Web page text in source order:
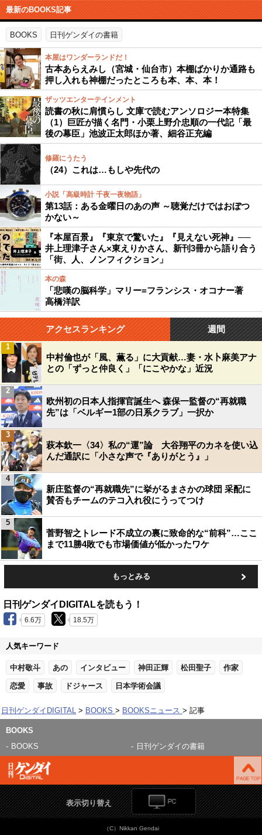
最新のBOOKS記事
BOOKS 日刊ゲンダイの書籍
本屋はワンダーランドだ！
古本あらえみし（宮城・仙台市）本棚ばかりか通路も
押し入れも神棚だったところも本、本、本！
ザッツエンターテインメント
読書の秋に肩慣らし 文庫で読むアンソロジー本特集
（1）巨匠が描く名門・小栗上野介忠順の一代記「最
後の幕臣」池波正太郎ほか著、細谷正充編
修羅にうたう
（24）これは…もしや先代の
小説「高級時計 千夜一夜物語」
第13話：ある金曜日のあの声 ～聴覚だけではおぼつ
かない～
『本屋百景』『東京で驚いた』『見えない死神』──
井上理津子さん×東えりかさん、新刊3冊から語り合う
「街、人、ノンフィクション」
本の森
「悲嘆の脳科学」マリー=フランシス・オコナー著
高橋洋訳
アクセスランキング 週間
中村倫也が「風、薫る」に大貢献…妻・水卜麻美アナ
との「ずっと仲良く」「にこやかな」近況
1
欧州初の日本人指揮官誕生へ 森保一監督の“再就職
先”は「ベルギー1部の日系クラブ」一択か
2
萩本欽一〈34〉私の“運”論 大谷翔平のカネを使い込
んだ通訳に「小さな声で『ありがとう』」
3
新庄監督の“再就職先”に挙がるまさかの球団 采配に
賛否もチームのテコ入れ役にうってつけ
4
菅野智之トレード不成立の裏に致命的な“前科”…ここ
まで11勝4敗でも市場価値が低かったワケ
5
もっとみる
日刊ゲンダイDIGITALを読もう！
6.6万 18.5万
人気キーワード
中村敬斗 あの インタビュー 神田正輝 松田聖子 作家
恋愛 事故 ドジャース 日本学術会議
日刊ゲンダイDIGITAL BOOKS BOOKSニュース 記事
BOOKS
BOOKS
日刊ゲンダイの書籍
表示切り替え
（C）Nikkan Gendai